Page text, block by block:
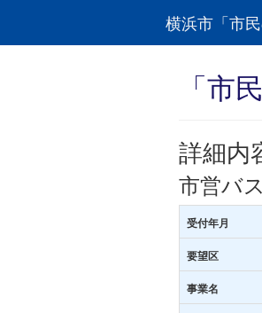
横浜市「市
「市
詳細内
市営バ
受付年月
要望区
事業名